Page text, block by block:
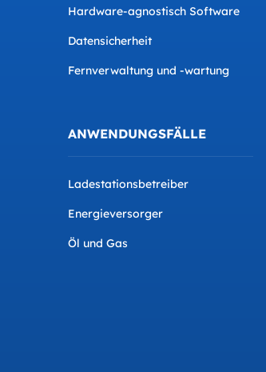
Hardware-agnostisch Software
Datensicherheit
Fernverwaltung und -wartung
ANWENDUNGSFÄLLE
Ladestationsbetreiber
Energieversorger
Öl und Gas